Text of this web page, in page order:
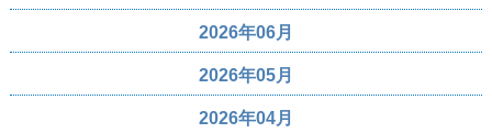
2026年06月
2026年05月
2026年04月